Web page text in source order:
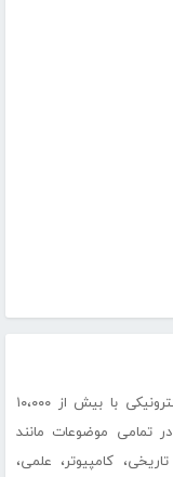
الکترونیکی با بیش از ۱۰،۰۰۰
تمامی موضوعات مانند
کامپیوتر، علمی،